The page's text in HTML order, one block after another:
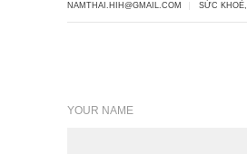
NAMTHAI.HIH@GMAIL.COM SỨC KHOẺ,
YOUR NAME